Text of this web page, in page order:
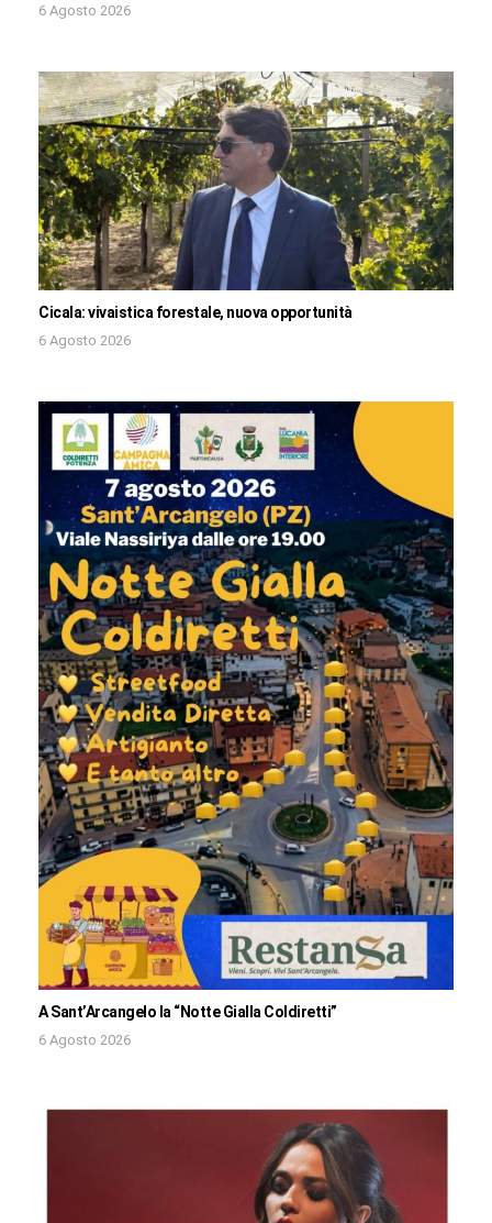
6 Agosto 2026
Cicala: vivaistica forestale, nuova opportunità
6 Agosto 2026
A Sant’Arcangelo la “Notte Gialla Coldiretti”
6 Agosto 2026